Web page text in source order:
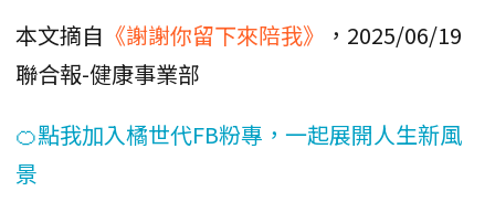
本文摘自 《謝謝你留下來陪我》
，2025/06/19
聯合報-健康事業部
🍊點我加入橘世代FB粉專，一起展開人生新風
景